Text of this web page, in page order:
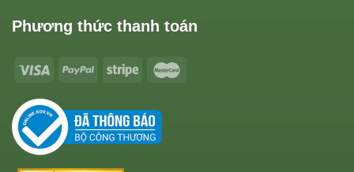
Phương thức thanh toán